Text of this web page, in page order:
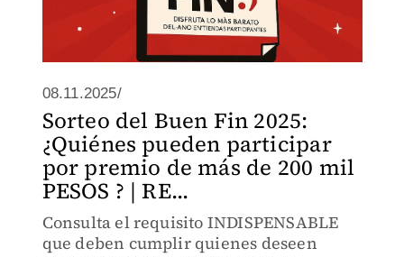
08.11.2025/
Sorteo del Buen Fin 2025:
¿Quiénes pueden participar
por premio de más de 200 mil
PESOS ? | RE...
Consulta el requisito INDISPENSABLE
que deben cumplir quienes deseen